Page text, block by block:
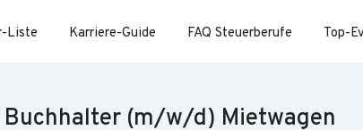
Liste Karriere-Guide FAQ Steuerberufe Top-
(m/w/d) Mietwagen